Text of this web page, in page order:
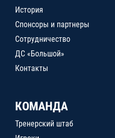
История
Спонсоры и партнеры
Сотрудничество
ДС «Большой»
Контакты
КОМАНДА
Тренерский штаб